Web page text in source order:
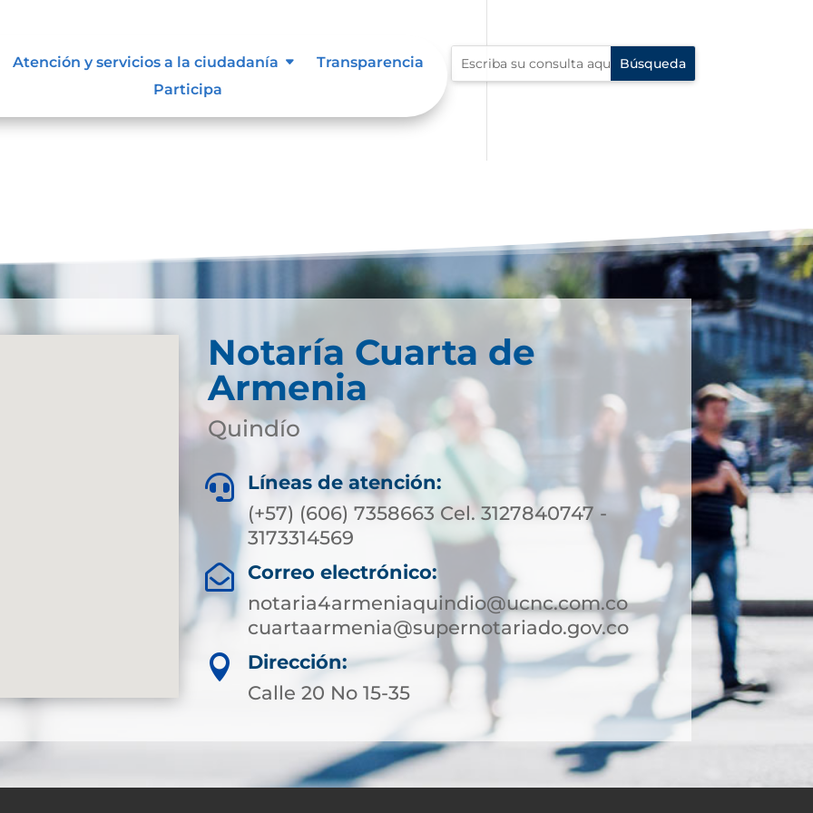
Atención y servicios a la ciudadanía
Transparencia
Participa
y reservada
Notaría Cuarta de
Armenia
Quindío

Líneas de atención:
(+57) (606) 7358663 Cel. 3127840747 -
3173314569

Correo electrónico:
notaria4armeniaquindio@ucnc.com.co
cuartaarmenia@supernotariado.gov.co

Dirección:
Calle 20 No 15-35